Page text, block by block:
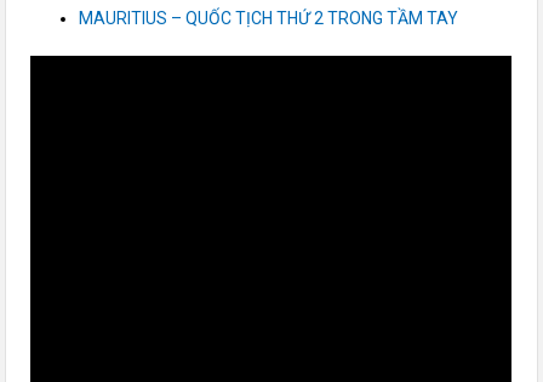
MAURITIUS – QUỐC TỊCH THỨ 2 TRONG TẦM TAY